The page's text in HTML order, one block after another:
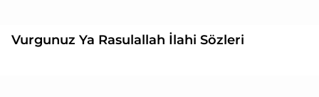
Vurgunuz Ya Rasulallah İlahi Sözleri